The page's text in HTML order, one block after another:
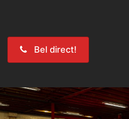
Bel direct!